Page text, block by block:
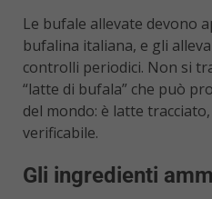
Le bufale allevate devono
bufalina italiana, e gli
controlli periodici. Non si
“latte di bufala” che può
del mondo: è latte
verificabile.
Gli ingredienti